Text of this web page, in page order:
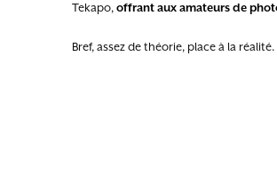
Tekapo, offrant aux amateurs de
Bref, assez de théorie, place à la réalité.